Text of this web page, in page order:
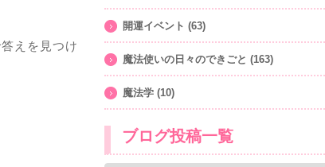
えを見つけ
開運イベント (63)
魔法使いの日々のできごと (163)
魔法学 (10)
ブログ投稿一覧